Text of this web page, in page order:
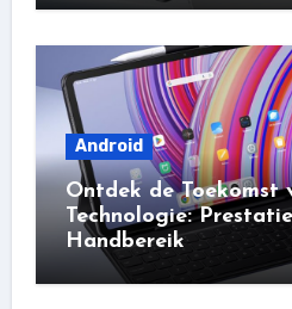
Android
Ontdek de Toekomst
Technologie:
Handbereik